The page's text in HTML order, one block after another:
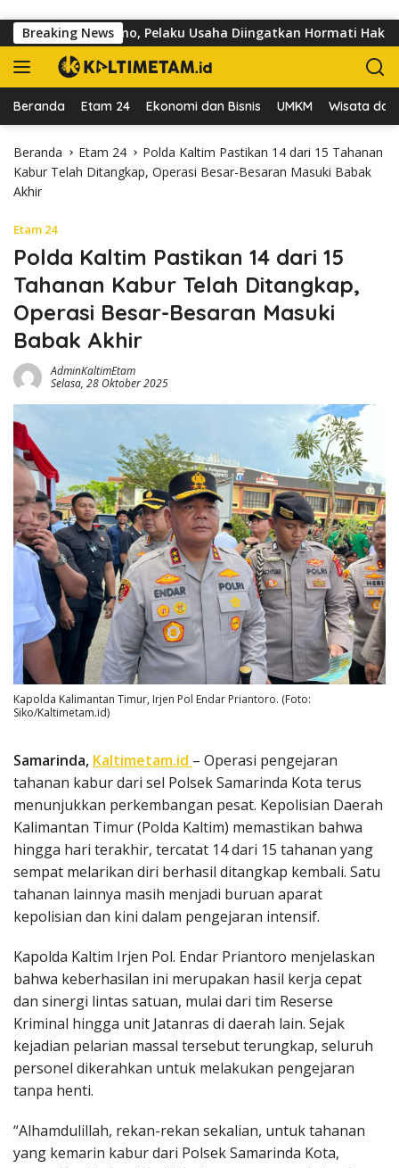
Breaking News
dr Sutomo, Pelaku Usaha Diingatkan Hormati Hak Pejalan
Beranda Etam 24 Ekonomi dan Bisnis UMKM Wisata dan
Beranda Etam 24
Polda Kaltim Pastikan 14 dari 15 Tahanan
Kabur Telah Ditangkap, Operasi Besar-Besaran Masuki Babak
Akhir
Etam 24
Polda Kaltim Pastikan 14 dari 15
Tahanan Kabur Telah Ditangkap,
Operasi Besar-Besaran Masuki
Babak Akhir
AdminKaltimEtam
Selasa, 28 Oktober 2025
Kapolda Kalimantan Timur, Irjen Pol Endar Priantoro. (Foto:
Siko/Kaltimetam.id)
Samarinda, Kaltimetam.id – Operasi pengejaran
tahanan kabur dari sel Polsek Samarinda Kota terus
menunjukkan perkembangan pesat. Kepolisian Daerah
Kalimantan Timur (Polda Kaltim) memastikan bahwa
hingga hari terakhir, tercatat 14 dari 15 tahanan yang
sempat melarikan diri berhasil ditangkap kembali. Satu
tahanan lainnya masih menjadi buruan aparat
kepolisian dan kini dalam pengejaran intensif.
Kapolda Kaltim Irjen Pol. Endar Priantoro menjelaskan
bahwa keberhasilan ini merupakan hasil kerja cepat
dan sinergi lintas satuan, mulai dari tim Reserse
Kriminal hingga unit Jatanras di daerah lain. Sejak
kejadian pelarian massal tersebut terungkap, seluruh
personel dikerahkan untuk melakukan pengejaran
tanpa henti.
“Alhamdulillah, rekan-rekan sekalian, untuk tahanan
yang kemarin kabur dari Polsek Samarinda Kota,